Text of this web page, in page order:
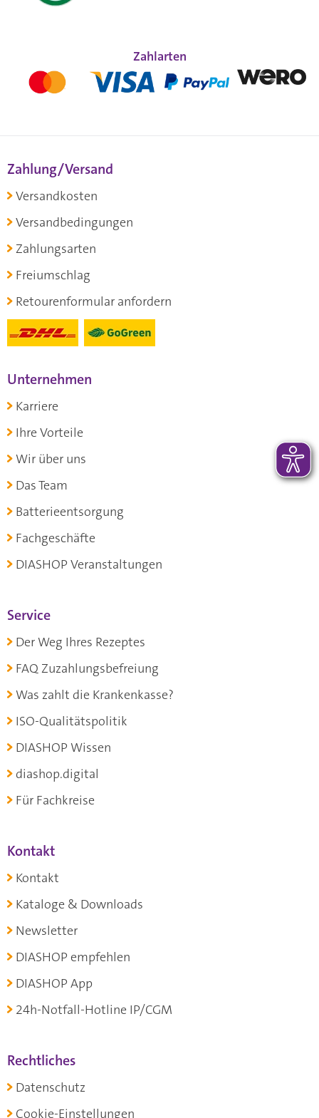
Zahlarten
Zahlung/Versand
Versandkosten
Versandbedingungen
Zahlungsarten
Freiumschlag
Retourenformular anfordern
Unternehmen
Karriere
Ihre Vorteile
Wir über uns
Das Team
Batterieentsorgung
Fachgeschäfte
DIASHOP Veranstaltungen
Service
Der Weg Ihres Rezeptes
FAQ Zuzahlungsbefreiung
Was zahlt die Krankenkasse?
ISO-Qualitätspolitik
DIASHOP Wissen
diashop.digital
Für Fachkreise
Kontakt
Kontakt
Kataloge & Downloads
Newsletter
DIASHOP empfehlen
DIASHOP App
24h-Notfall-Hotline IP/CGM
Rechtliches
Datenschutz
Cookie-Einstellungen